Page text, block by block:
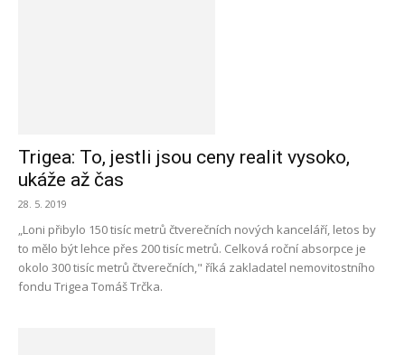
Trigea: To, jestli jsou ceny realit vysoko,
ukáže až čas
28. 5. 2019
„Loni přibylo 150 tisíc metrů čtverečních nových kanceláří, letos by
to mělo být lehce přes 200 tisíc metrů. Celková roční absorpce je
okolo 300 tisíc metrů čtverečních," říká zakladatel nemovitostního
fondu Trigea Tomáš Trčka.